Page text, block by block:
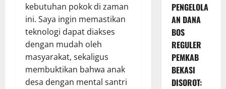
kebutuhan pokok di zaman
ini. Saya ingin memastikan
teknologi dapat diakses
dengan mudah oleh
masyarakat, sekaligus
membuktikan bahwa anak
desa dengan mental santri
PENGELOLA
AN DANA
BOS
REGULER
PEMKAB
BEKASI
DISOROT: